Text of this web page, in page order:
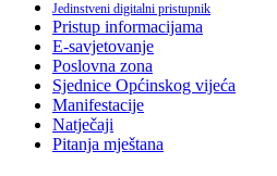
Jedinstveni digitalni pristupnik
Pristup informacijama
E-savjetovanje
Poslovna zona
Sjednice Općinskog vijeća
Manifestacije
Natječaji
Pitanja mještana